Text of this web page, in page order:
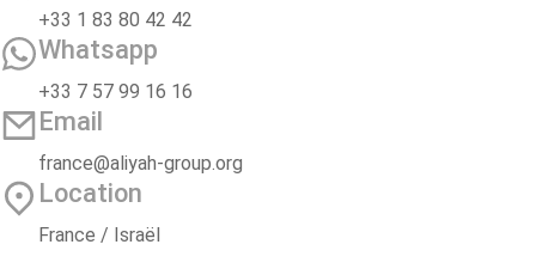
+33 1 83 80 42 42
Whatsapp
+33 7 57 99 16 16
Email
france@aliyah-group.org
Location
France / Israël